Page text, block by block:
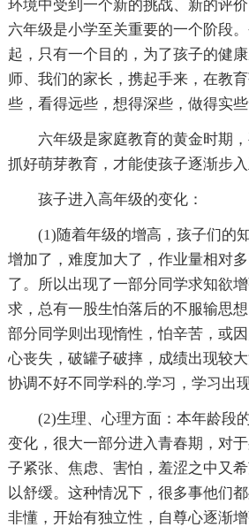
环境中受到一个新的挑战、新的评
六年级是小学至关重要的一个阶段
起，只有一个目的，为了孩子的健
师、我们的家长，携起手来，在教
些，看得远些，想得深些，做得实些
六年级是家庭教育的黄金时期，
抓好萌芽教育，才能使孩子逐渐步入
孩子进入高年级的变化：
(1)随着年级的增高，孩子们的知
增加了，难度加大了，作业量相对
了。所以出现了一部分同学求知欲
求，总有一股生怕落后的不服输思
部分同学则出现惰性，怕辛苦，或
心丧失，破罐子破摔，成绩出现较
协调不好不同学科的.学习，学习出
(2)生理、心理方面：本年龄段的
变化，很大一部分进入青春期，对
子紧张、焦虑、害怕，羞涩之中又
以舒缓。这种情况下，很多事他们
非懂，开始有独立性，自尊心逐渐增